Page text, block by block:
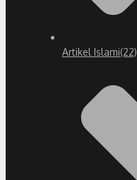
Artikel Islami(22)